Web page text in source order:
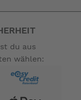
du aus
wählen: